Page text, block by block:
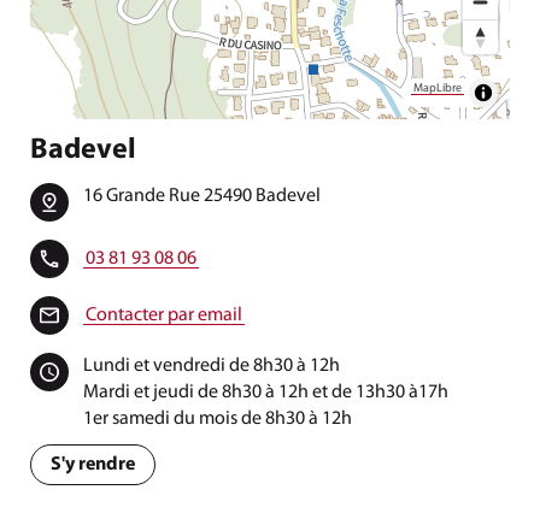
MapLibre
Badevel
16 Grande Rue 25490 Badevel
03 81 93 08 06
Contacter par email
Lundi et vendredi de 8h30 à 12h
Mardi et jeudi de 8h30 à 12h et de 13h30 à17h
1er samedi du mois de 8h30 à 12h
S'y rendre